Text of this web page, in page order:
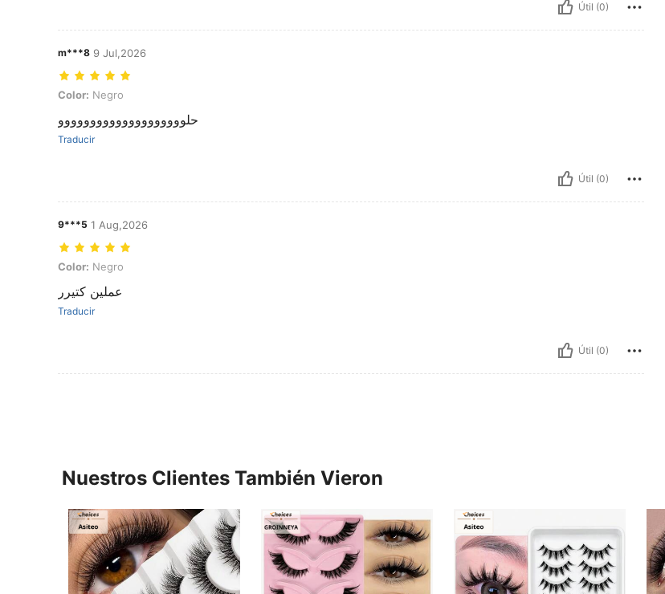
Útil (0)
m***8 9 Jul,2026
Color: Negro
Color: Negro
حلوووووووووووووووووووو
Traducir
Útil (0)
9***5 1 Aug,2026
Color: Negro
Color: Negro
عملين كتيرر
Traducir
Útil (0)
Nuestros Clientes También Vieron